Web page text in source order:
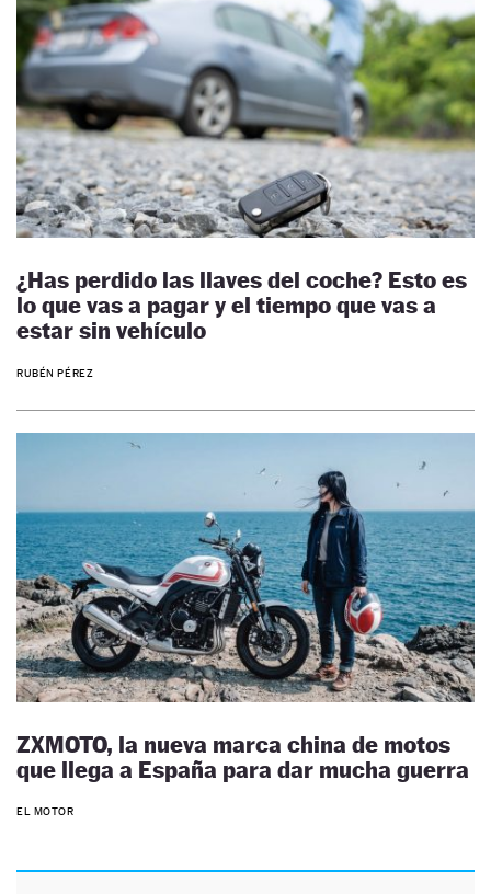
¿Has perdido las llaves del coche? Esto es
lo que vas a pagar y el tiempo que vas a
estar sin vehículo
RUBÉN PÉREZ
ZXMOTO, la nueva marca china de motos
que llega a España para dar mucha guerra
EL MOTOR